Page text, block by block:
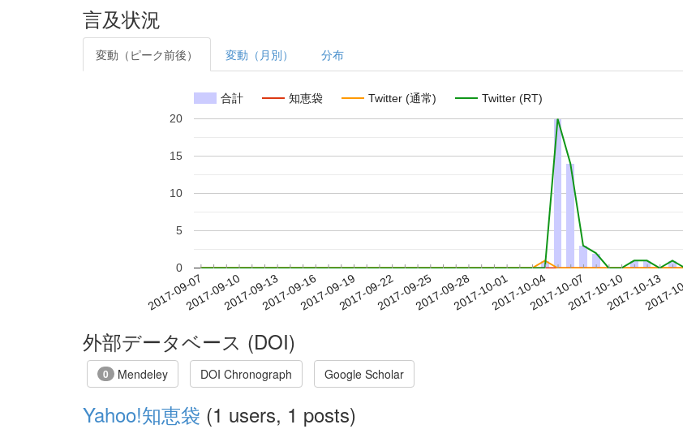
言及状況
変動（ピーク前後） 変動（月別） 分布
合計 知恵袋 Twitter (通常) Twitter (RT)
2017-09-072017-09-102017-09-132017-09-162017-09-192017-09-222017-09-252017-09-282017-10-012017-10-042017-10-072017-10-102017-10-13
2017-
0
5
10
15
20
外部データベース (DOI)
0 Mendeley DOI Chronograph Google Scholar
Yahoo!知恵袋 (1 users, 1 posts)